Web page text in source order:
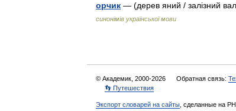
орчик — (дерев яний / залізний
синонімів української мови
© Академик, 2000-2026 Обратная связь:
👣 Путешествия
Экспорт словарей на сайты , сделанные на